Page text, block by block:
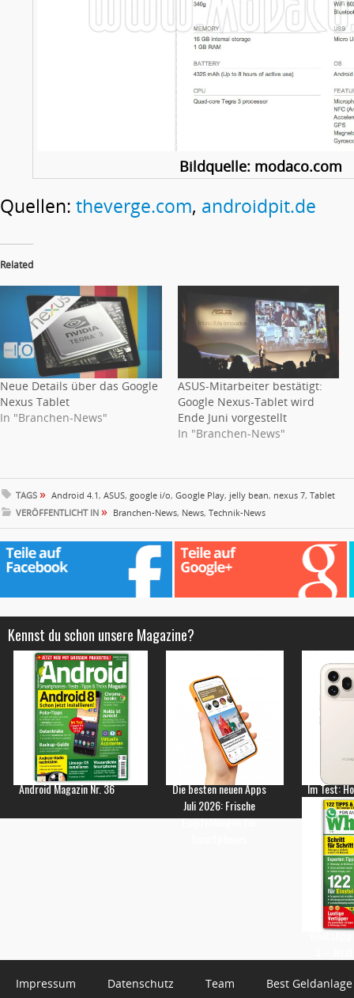
Bildquelle: modaco.com
Quellen: theverge.com, androidpit.de
Related
Neue Details über das Google
Nexus Tablet
In "Branchen-News"
ASUS-Mitarbeiter bestätigt:
Google Nexus-Tablet wird
Ende Juni vorgestellt
In "Branchen-News"
TAGS » Android 4.1, ASUS, google i/o, Google Play, jelly bean, nexus 7, Tablet
VERÖFFENTLICHT IN » Branchen-News, News, Technik-News
Kennst du schon unsere Magazine?
Android Magazin Nr. 36
Die besten neuen Apps
Juli 2026: Frische
Empfehlungen für
Im Test:
Impressum Datenschutz Team Best Geldanlage